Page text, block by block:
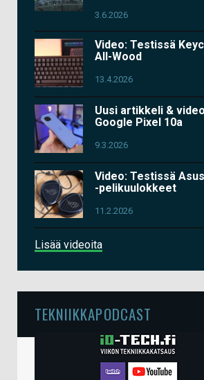
3.6.2026
Video: Testissä
All-Wood
13.4.2026
Uusi artikkeli &
Google Pixel 10a
9.3.2026
Video: Testissä
-pelikuulokkeet
11.2.2026
Lisää videoita
TEKNIIKKAPODCAST